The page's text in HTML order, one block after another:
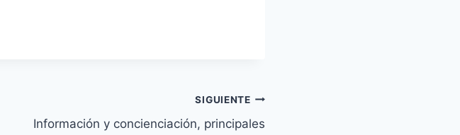
SIGUIENTE
Información y concienciación, principales